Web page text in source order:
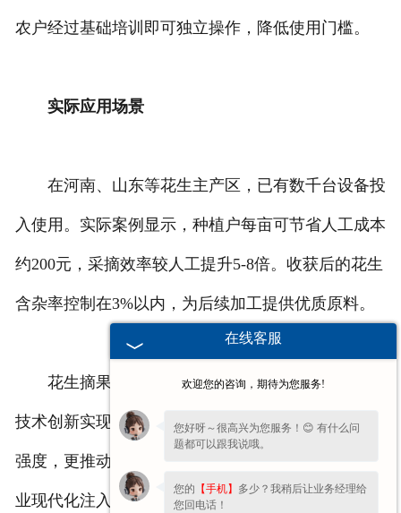
农户经过基础培训即可独立操作，降低使用门槛。
实际应用场景
在河南、山东等花生主产区，已有数千台设备投
入使用。实际案例显示，种植户每亩可节省人工成本
约200元，采摘效率较人工提升5-8倍。收获后的花生
含杂率控制在3%以内，为后续加工提供优质原料。
花生摘果机正逐步改变传统农业作业模式，通过
技术创新实现“机器换人”。其推广使用不仅降低劳动
强度，更推动花生种植向标准化、规模化发展，为农
业现代化注入新动能。
在线客服
欢迎您的咨询，期待为您服务!
您好呀～很高兴为您服务！😊 有什么问
题都可以跟我说哦。
您的 【手机】 多少？我稍后让业务经理给
您回电话！